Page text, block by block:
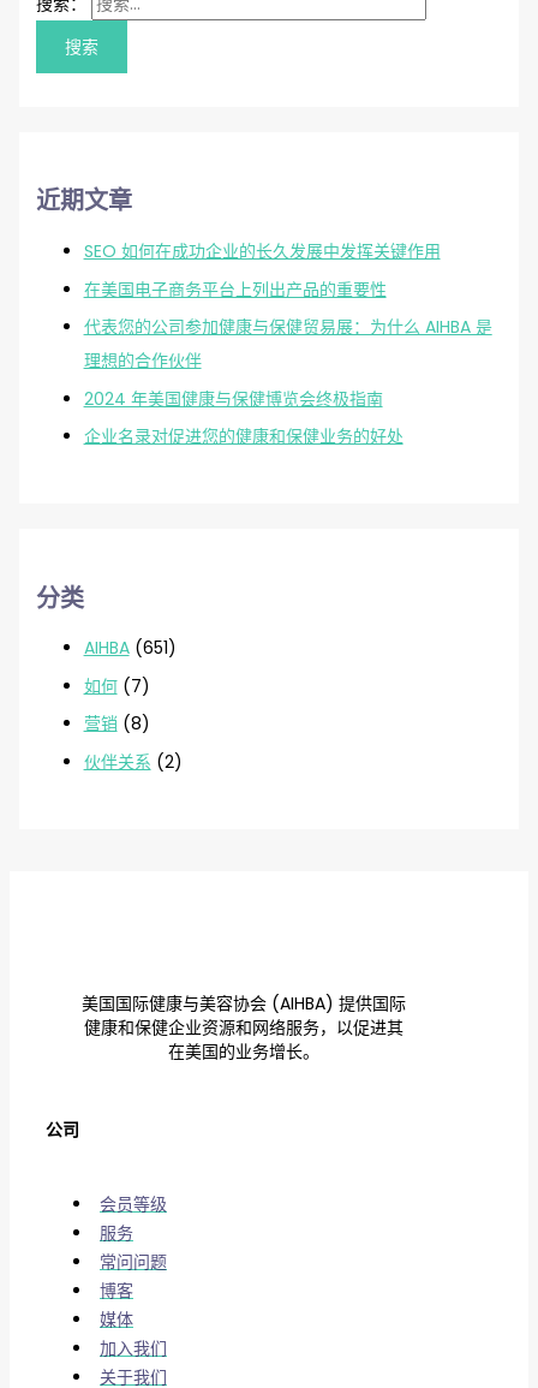
近期文章
SEO 如何在成功企业的长久发展中发挥关键作用
在美国电子商务平台上列出产品的重要性
代表您的公司参加健康与保健贸易展：为什么 AIHBA 是
理想的合作伙伴
2024 年美国健康与保健博览会终极指南
企业名录对促进您的健康和保健业务的好处
分类
AIHBA(651)
如何(7)
营销 (8)
伙伴关系 (2)
美国国际健康与美容协会 (AIHBA) 提供国际
健康和保健企业资源和网络服务，以促进其
在美国的业务增长。
公司
会员等级
服务
常问问题
博客
媒体
加入我们
关于我们